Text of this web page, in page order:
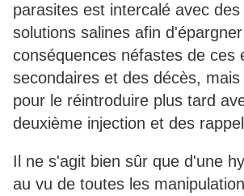
parasites est intercalé avec
solutions salines afin
conséquences néfastes de ces
secondaires et des décès,
pour le réintroduire plus tard
deuxième injection et des
Il ne s'agit bien sûr que d'une
au vu de toutes les